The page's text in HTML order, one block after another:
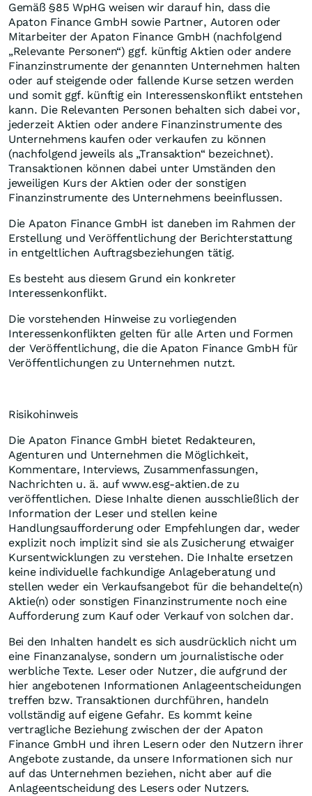
Gemäß §85 WpHG weisen wir darauf hin, dass die
Apaton Finance GmbH sowie Partner, Autoren oder
Mitarbeiter der Apaton Finance GmbH (nachfolgend
„Relevante Personen“) ggf. künftig Aktien oder andere
Finanzinstrumente der genannten Unternehmen halten
oder auf steigende oder fallende Kurse setzen werden
und somit ggf. künftig ein Interessenskonflikt entstehen
kann. Die Relevanten Personen behalten sich dabei vor,
jederzeit Aktien oder andere Finanzinstrumente des
Unternehmens kaufen oder verkaufen zu können
(nachfolgend jeweils als „Transaktion“ bezeichnet).
Transaktionen können dabei unter Umständen den
jeweiligen Kurs der Aktien oder der sonstigen
Finanzinstrumente des Unternehmens beeinflussen.
Die Apaton Finance GmbH ist daneben im Rahmen der
Erstellung und Veröffentlichung der Berichterstattung
in entgeltlichen Auftragsbeziehungen tätig.
Es besteht aus diesem Grund ein konkreter
Interessenkonflikt.
Die vorstehenden Hinweise zu vorliegenden
Interessenkonflikten gelten für alle Arten und Formen
der Veröffentlichung, die die Apaton Finance GmbH für
Veröffentlichungen zu Unternehmen nutzt.
Risikohinweis
Die Apaton Finance GmbH bietet Redakteuren,
Agenturen und Unternehmen die Möglichkeit,
Kommentare, Interviews, Zusammenfassungen,
Nachrichten u. ä. auf www.esg-aktien.de zu
veröffentlichen. Diese Inhalte dienen ausschließlich der
Information der Leser und stellen keine
Handlungsaufforderung oder Empfehlungen dar, weder
explizit noch implizit sind sie als Zusicherung etwaiger
Kursentwicklungen zu verstehen. Die Inhalte ersetzen
keine individuelle fachkundige Anlageberatung und
stellen weder ein Verkaufsangebot für die behandelte(n)
Aktie(n) oder sonstigen Finanzinstrumente noch eine
Aufforderung zum Kauf oder Verkauf von solchen dar.
Bei den Inhalten handelt es sich ausdrücklich nicht um
eine Finanzanalyse, sondern um journalistische oder
werbliche Texte. Leser oder Nutzer, die aufgrund der
hier angebotenen Informationen Anlageentscheidungen
treffen bzw. Transaktionen durchführen, handeln
vollständig auf eigene Gefahr. Es kommt keine
vertragliche Beziehung zwischen der der Apaton
Finance GmbH und ihren Lesern oder den Nutzern ihrer
Angebote zustande, da unsere Informationen sich nur
auf das Unternehmen beziehen, nicht aber auf die
Anlageentscheidung des Lesers oder Nutzers.